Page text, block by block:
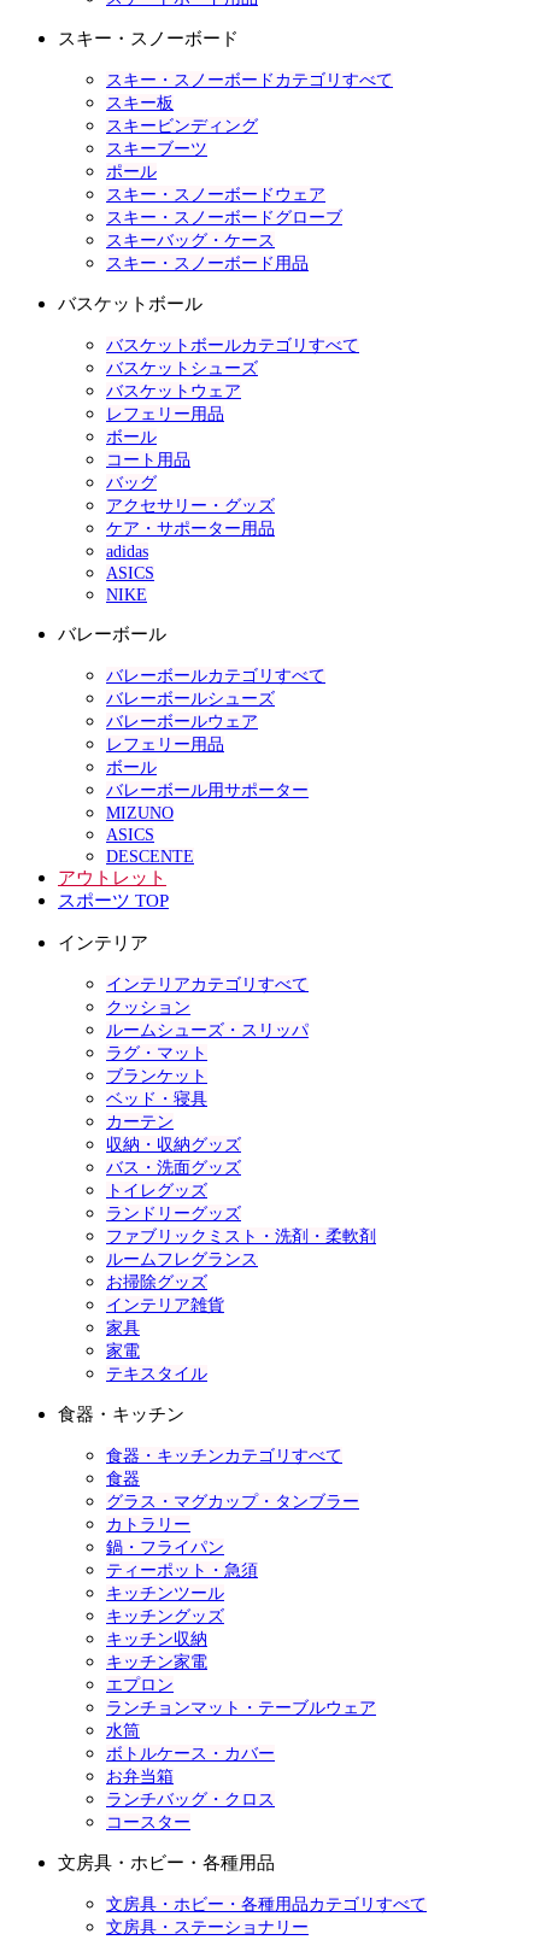
スキー・スノーボード
スキー・スノーボードカテゴリすべて
スキー板
スキービンディング
スキーブーツ
ポール
スキー・スノーボードウェア
スキー・スノーボードグローブ
スキーバッグ・ケース
スキー・スノーボード用品
バスケットボール
バスケットボールカテゴリすべて
バスケットシューズ
バスケットウェア
レフェリー用品
ボール
コート用品
バッグ
アクセサリー・グッズ
ケア・サポーター用品
adidas
ASICS
NIKE
バレーボール
バレーボールカテゴリすべて
バレーボールシューズ
バレーボールウェア
レフェリー用品
ボール
バレーボール用サポーター
MIZUNO
ASICS
DESCENTE
アウトレット
スポーツ TOP
インテリア
インテリアカテゴリすべて
クッション
ルームシューズ・スリッパ
ラグ・マット
ブランケット
ベッド・寝具
カーテン
収納・収納グッズ
バス・洗面グッズ
トイレグッズ
ランドリーグッズ
ファブリックミスト・洗剤・柔軟剤
ルームフレグランス
お掃除グッズ
インテリア雑貨
家具
家電
テキスタイル
食器・キッチン
食器・キッチンカテゴリすべて
食器
グラス・マグカップ・タンブラー
カトラリー
鍋・フライパン
ティーポット・急須
キッチンツール
キッチングッズ
キッチン収納
キッチン家電
エプロン
ランチョンマット・テーブルウェア
水筒
ボトルケース・カバー
お弁当箱
ランチバッグ・クロス
コースター
文房具・ホビー・各種用品
文房具・ホビー・各種用品カテゴリすべて
文房具・ステーショナリー